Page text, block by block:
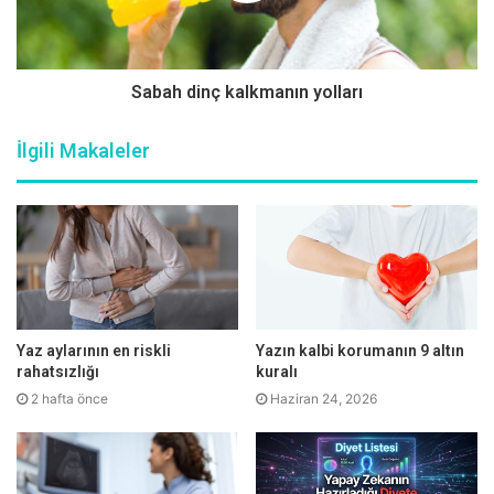
yaşlılık döneminde günde 1200-1500 mg kalsiyum alınması
yararlı oluyor. 1 su bardağı sütün içinde yaklaşık 300 mg, 1
balığında yaklaşık 200 mg kalsiyum bulunuyor.
PROTEİNLİ BESİNLER TÜKETMENİZ ŞART
Kemiğin önemli bir kısmını proteinler oluşturuyor.
Dolayısıyla kemik sağlığının korunmasında yeterli miktarda
protein alınması gerekiyor. Sağlıklı bireyler için kilo başına
bir gram protein alımı öneriliyor. Bu da normal kilodaki (65-
75 kilo arası) bir kişinin günlük 65 – 75 gram protein
adet orta boy bir yumurtada 6 gram, 100 gram tavukta 20
gram ve 100 gram somon balığında 19 gram protein
Sabah dinç kalkmanın yolları
İlgili Makaleler
Yaz aylarının en riskli
rahatsızlığı
2 hafta önce
Yazın kalbi korumanın 9 altın
kuralı
Haziran 24, 2026